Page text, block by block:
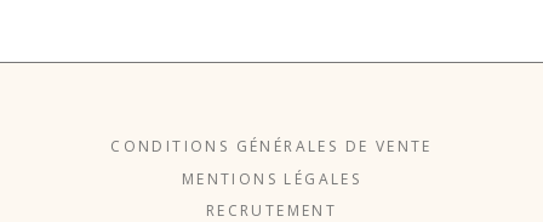
CONDITIONS GÉNÉRALES DE VENTE
MENTIONS LÉGALES
RECRUTEMENT